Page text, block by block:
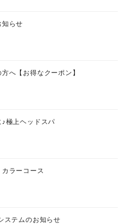
らせ
へ【お得なクーポン】
極上ヘッドスパ
カラーコース
ステムのお知らせ